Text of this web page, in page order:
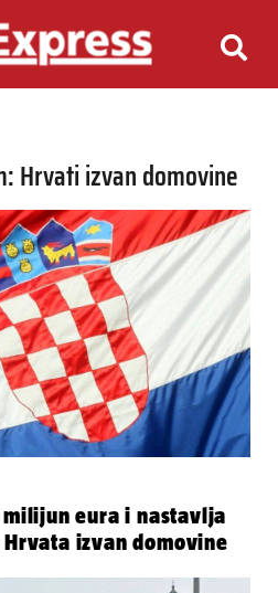
Hrvati izvan domovine
milijun eura i nastavlja
izvan domovine